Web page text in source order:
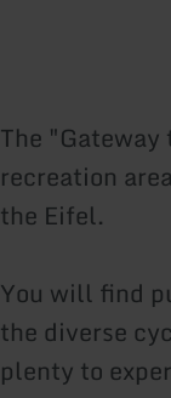
The
recreation
the Eifel.
You will find
the diverse
plenty to